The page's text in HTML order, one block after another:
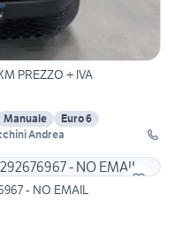
PREZZO + IVA
Manuale
Euro 6
Andrea
- NO EMAIL